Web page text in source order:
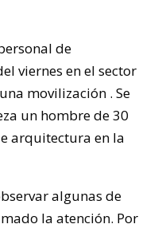
de
viernes en el sector
movilización . Se
un hombre de 30
arquitectura en la
algunas de
la atención. Por